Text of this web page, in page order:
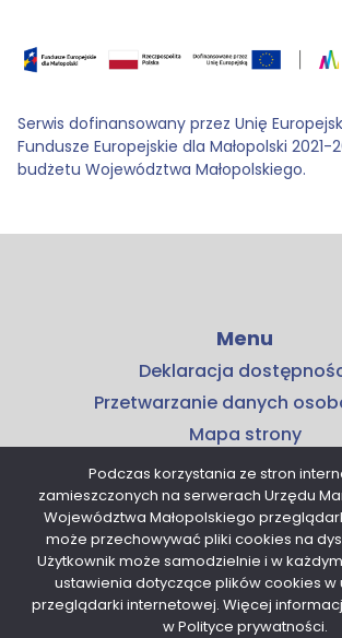
Serwis dofinansowany przez Unię
Fundusze Europejskie dla Małopolski 2021-
budżetu Województwa Małopolskiego.
Menu
Deklaracja
Przetwarzanie danych
Mapa strony
Kontakt
Kontakt
Małopolskie Centrum
ul. Armii Krajowej 16
30-150 Kraków
tel. 12 376 91 00
Podczas korzystania ze stron
zamieszczonych na serwerach Urzędu
Województwa Małopolskiego
może przechowywać pliki cookies na
Użytkownik może samodzielnie i w
ustawienia dotyczące plików cookies w
przeglądarki internetowej. Więcej
w Polityce prywatności.